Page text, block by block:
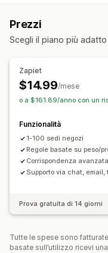
Multilingua
Prezzi
Scegli il piano più
Zapiet
$14.99/mese
o a $161.89/anno con un
Funzionalità
1-100 sedi negozi
Regole basate su peso/
Corrispondenza
Supporto via chat, email,
Prova gratuita di 14 giorni
Tutte le spese sono
basate sull’utilizzo ricevi